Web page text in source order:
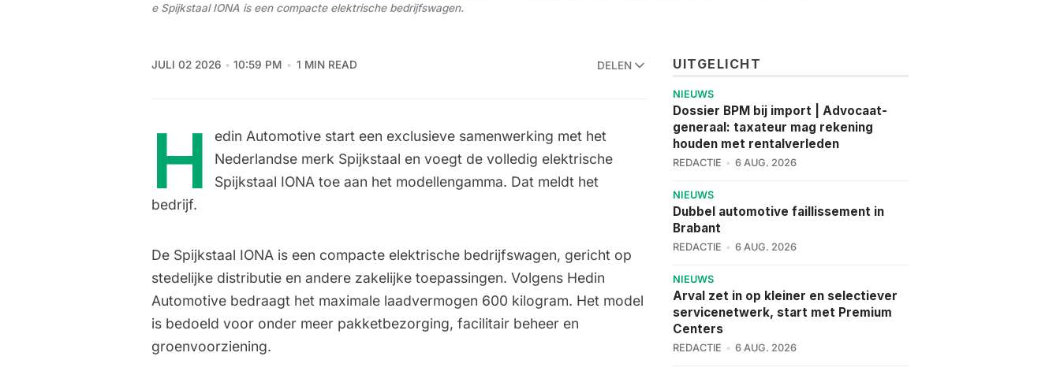
e Spijkstaal IONA is een compacte elektrische bedrijfswagen.
JULI 02 2026 10:59 PM 1 MIN READ DELEN
H
edin Automotive start een exclusieve samenwerking met het
Nederlandse merk Spijkstaal en voegt de volledig elektrische
Spijkstaal IONA toe aan het modellengamma. Dat meldt het
bedrijf.
De Spijkstaal IONA is een compacte elektrische bedrijfswagen, gericht op
stedelijke distributie en andere zakelijke toepassingen. Volgens Hedin
Automotive bedraagt het maximale laadvermogen 600 kilogram. Het model
is bedoeld voor onder meer pakketbezorging, facilitair beheer en
groenvoorziening.
UITGELICHT
NIEUWS
Dossier BPM bij import | Advocaat-
generaal: taxateur mag rekening
houden met rentalverleden
REDACTIE 6 AUG. 2026
NIEUWS
Dubbel automotive faillissement in
Brabant
REDACTIE 6 AUG. 2026
NIEUWS
Arval zet in op kleiner en selectiever
servicenetwerk, start met Premium
Centers
REDACTIE 6 AUG. 2026